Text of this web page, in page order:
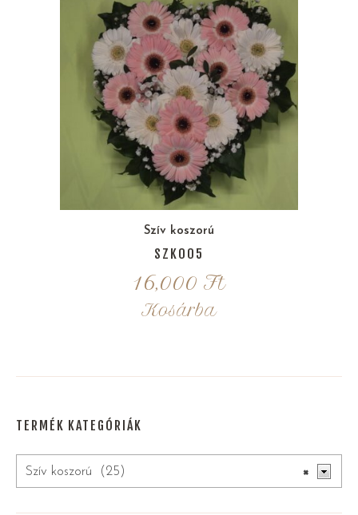
Szív koszorú
SZK005
16,000 Ft
Kosárba
TERMÉK KATEGÓRIÁK
×
Szív koszorú (25)